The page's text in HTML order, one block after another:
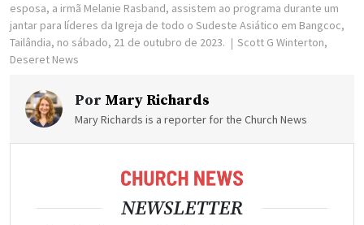
esposa, a irmã Melanie Rasband, assistem ao programa durante um
jantar para líderes da Igreja de todo o Sudeste Asiático em Bangcoc,
Tailândia, no sábado, 21 de outubro de 2023.
Scott G Winterton,
Deseret News
Por Mary Richards
Mary Richards is a reporter for the Church News
NEWSLETTER